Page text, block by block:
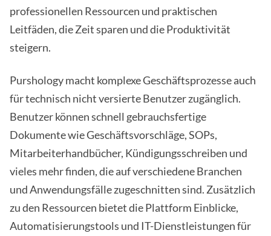
professionellen Ressourcen und praktischen
Leitfäden, die Zeit sparen und die Produktivität
steigern.
Purshology macht komplexe Geschäftsprozesse auch
für technisch nicht versierte Benutzer zugänglich.
Benutzer können schnell gebrauchsfertige
Dokumente wie Geschäftsvorschläge, SOPs,
Mitarbeiterhandbücher, Kündigungsschreiben und
vieles mehr finden, die auf verschiedene Branchen
und Anwendungsfälle zugeschnitten sind. Zusätzlich
zu den Ressourcen bietet die Plattform Einblicke,
Automatisierungstools und IT-Dienstleistungen für